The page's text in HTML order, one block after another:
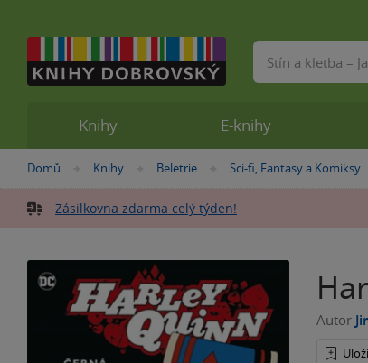
Nacházíte
zde:
Domů »
Knihy »
Beletrie »
Sci-fi, Fantasy a Komiksy
Zásilkovna zdarma celý týden!
Autor
Knihy E-knihy
Vyhledávání